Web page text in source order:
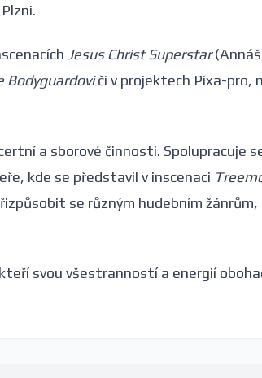
Jesus Christ Superstar
Bodyguardoviči v projektech Pixa-pro,
a sborové činnosti. Spolupracuje
kde se představil v inscenaci
se různým hudebním žánrům,
svou všestranností a energií